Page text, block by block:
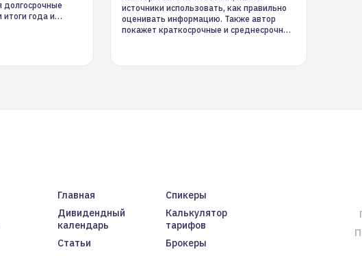
года и
источники использовать, как правильно
оценивать информацию. Также автор
покажет краткосрочные и среднесрочные
Главная
Спикеры
Дивидендный
календарь
Калькулятор
тарифов
Статьи
Брокеры